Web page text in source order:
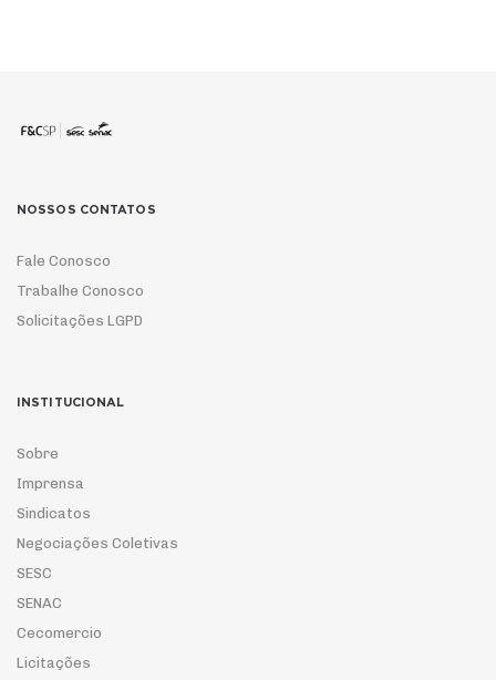
NOSSOS CONTATOS
Fale Conosco
Trabalhe Conosco
Solicitações LGPD
INSTITUCIONAL
Sobre
Imprensa
Sindicatos
Negociações Coletivas
SESC
SENAC
Cecomercio
Licitações